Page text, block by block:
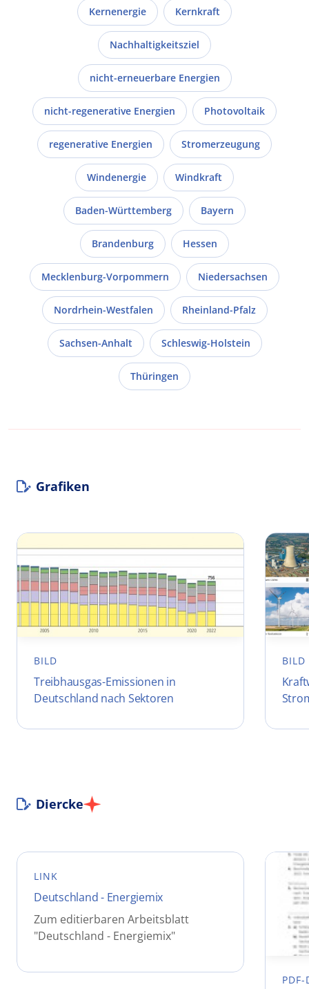
Kernenergie Kernkraft
Nachhaltigkeitsziel
nicht-erneuerbare Energien
nicht-regenerative Energien Photovoltaik
regenerative Energien Stromerzeugung
Windenergie Windkraft
Baden-Württemberg Bayern
Brandenburg Hessen
Mecklenburg-Vorpommern Niedersachsen
Nordrhein-Westfalen Rheinland-Pfalz
Sachsen-Anhalt Schleswig-Holstein
Thüringen
Grafiken
BILD
Treibhausgas-Emissionen in
Deutschland nach Sektoren
BILD
Diercke
LINK
Deutschland - Energiemix
Zum editierbaren Arbeitsblatt
"Deutschland - Energiemix"
PDF-